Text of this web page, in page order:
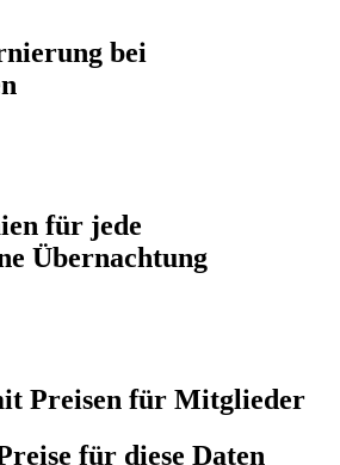
bei
für jede
Übernachtung
Preisen für Mitglieder
für diese Daten